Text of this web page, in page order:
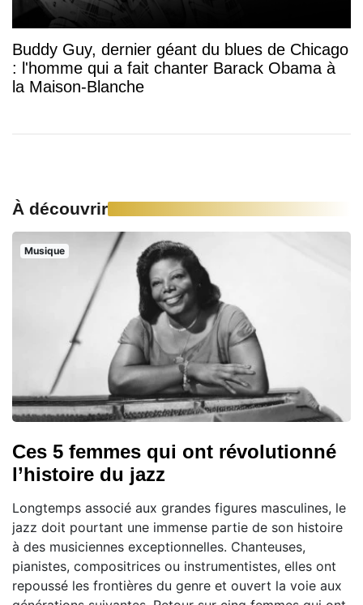
Buddy Guy, dernier géant du blues de Chicago
: l'homme qui a fait chanter Barack Obama à
la Maison-Blanche
À découvrir
Musique
Ces 5 femmes qui ont révolutionné
l’histoire du jazz
Longtemps associé aux grandes figures masculines, le
jazz doit pourtant une immense partie de son histoire
à des musiciennes exceptionnelles. Chanteuses,
pianistes, compositrices ou instrumentistes, elles ont
repoussé les frontières du genre et ouvert la voie aux